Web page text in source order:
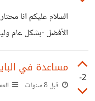
السلام عليكم انا
الأفضل -بشكل عام
وأيضا للهواتف؟ اذا
بيسك UI لتطبيقات سطح المكتب او الهواتف *مبتدى
-2
مساعدة في
قبل 8 سنوات